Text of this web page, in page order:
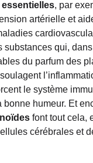
, par
artérielle et
substances qui,
du parfum des
le système
bonne humeur. Et
font tout cela,
cérébrales et